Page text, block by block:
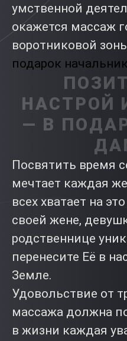
умственной
окажется массаж
воротниковой
подарок
НАСТРОЙ
— В
Посвятить время
мечтает каждая
всех хватает на
своей жене,
родственнице
перенесите Её в
Земле.
Удовольствие от
массажа должна
в жизни каждая